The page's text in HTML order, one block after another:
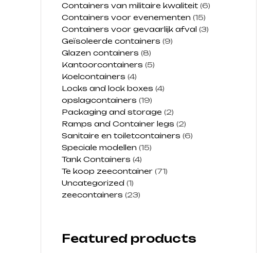
Containers van militaire kwaliteit (6)
Containers voor evenementen (15)
Containers voor gevaarlijk afval (3)
Geïsoleerde containers (9)
Glazen containers (8)
Kantoorcontainers (5)
Koelcontainers (4)
Locks and lock boxes (4)
opslagcontainers (19)
Packaging and storage (2)
Ramps and Container legs (2)
Sanitaire en toiletcontainers (6)
Speciale modellen (15)
Tank Containers (4)
Te koop zeecontainer​ (71)
Uncategorized (1)
zeecontainers (23)
Featured products